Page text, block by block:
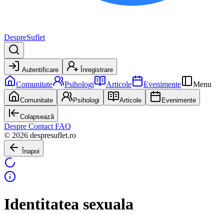
DespreSuflet
Autentificare Înregistrare
Comunitate Psihologi Articole Evenimente Menu
Comunitate Psihologi Articole Evenimente
Colapsează
Despre Contact FAQ
© 2026 despresuflet.ro
Înapoi
Identitatea sexuala